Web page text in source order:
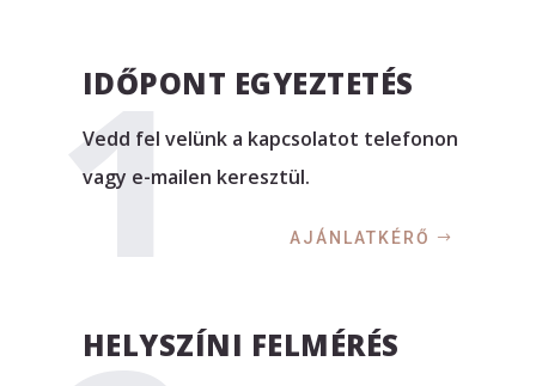
IDŐPONT EGYEZTETÉS
Vedd fel velünk a kapcsolatot telefonon
vagy e-mailen keresztül.
AJÁNLATKÉRŐ
HELYSZÍNI FELMÉRÉS